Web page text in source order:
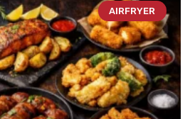
AIRFRYER